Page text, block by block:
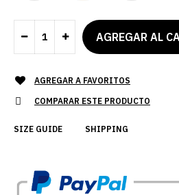
AGREGAR A FAVORITOS
COMPARAR ESTE PRODUCTO
SIZE GUIDE SHIPPING